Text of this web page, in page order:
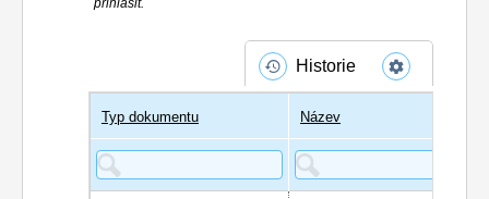
přihlásit.
Historie
Typ dokumentu Název